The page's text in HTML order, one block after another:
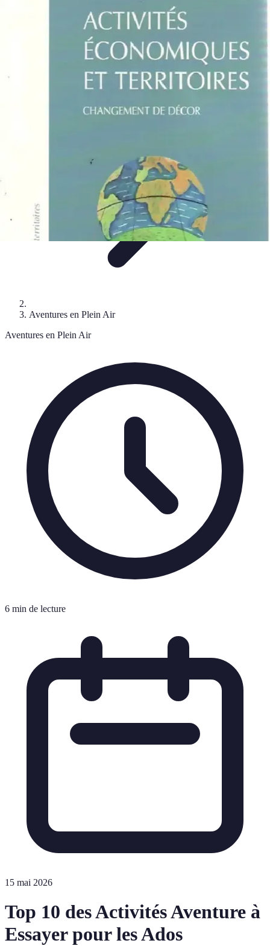
Organisation d'AventuresPlanification
Activités d'AventureAventure et Nature
Aventures en Plein Air
Aventures en Plein Air
6 min de lecture
15 mai 2026
Top 10 des Activités Aventure à
Essayer pour les Ados